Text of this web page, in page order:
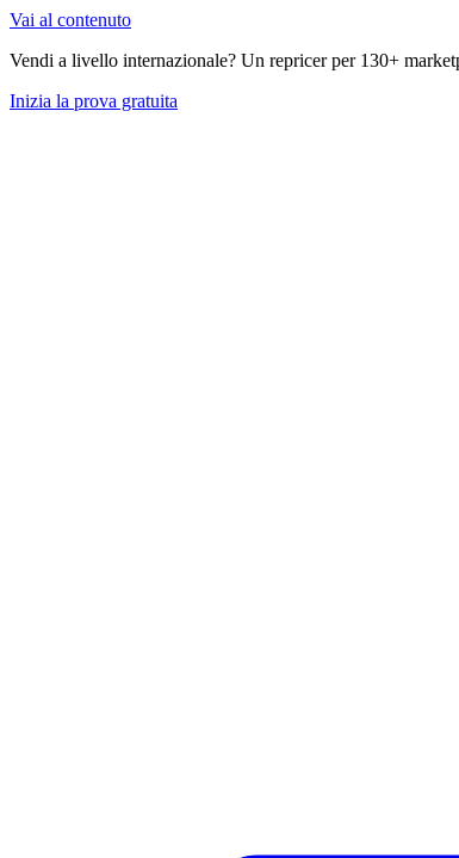
Vai al contenuto
Vendi a livello internazionale? Un repricer per 130+
Inizia la prova gratuita